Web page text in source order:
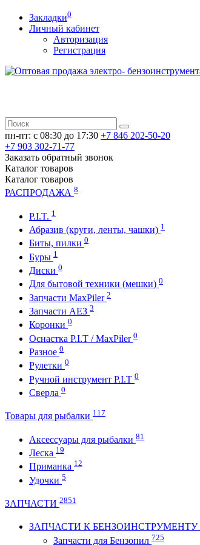
Закладки0
Личный кабинет
Авторизация
Регистрация
пн-пт: c 08:30 до 17:30 +7 846 202-50-20
+7 903 302-71-77
Заказать обратный звонок
Каталог товаров
Каталог товаров
РАСПРОДАЖА 8
P.I.T. 1
Абразив (круги, ленты, чашки) 1
Биты, пилки 0
Буры 1
Диски 0
Для бытовой техники (мешки) 0
Запчасти MaxPiler 2
Запчасти АЕЗ 3
Коронки 0
Оснастка P.I.T / MaxPiler 0
Разное 0
Рулетки 0
Ручной инструмент P.I.T 0
Сверла 0
Товары для рыбалки 117
Аксессуары для рыбалки 81
Леска 19
Приманка 12
Удочки 5
ЗАПЧАСТИ 2851
ЗАПЧАСТИ К БЕНЗОИНСТРУМЕНТУ
Запчасти для Бензопил 725